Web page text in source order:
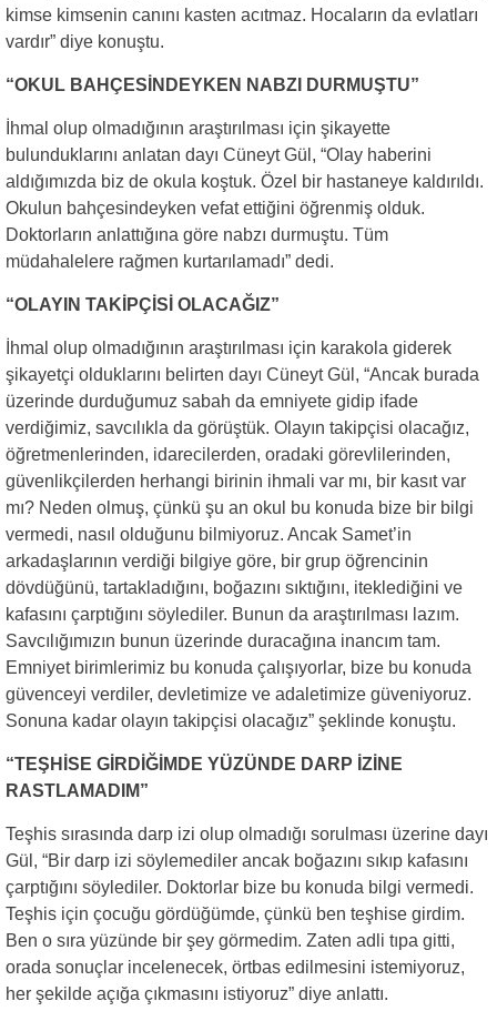
kimse kimsenin canını kasten acıtmaz. Hocaların da evlatları
vardır” diye konuştu.
“OKUL BAHÇESİNDEYKEN NABZI DURMUŞTU”
İhmal olup olmadığının araştırılması için şikayette
bulunduklarını anlatan dayı Cüneyt Gül, “Olay haberini
aldığımızda biz de okula koştuk. Özel bir hastaneye kaldırıldı.
Okulun bahçesindeyken vefat ettiğini öğrenmiş olduk.
Doktorların anlattığına göre nabzı durmuştu. Tüm
müdahalelere rağmen kurtarılamadı” dedi.
“OLAYIN TAKİPÇİSİ OLACAĞIZ”
İhmal olup olmadığının araştırılması için karakola giderek
şikayetçi olduklarını belirten dayı Cüneyt Gül, “Ancak burada
üzerinde durduğumuz sabah da emniyete gidip ifade
verdiğimiz, savcılıkla da görüştük. Olayın takipçisi olacağız,
öğretmenlerinden, idarecilerden, oradaki görevlilerinden,
güvenlikçilerden herhangi birinin ihmali var mı, bir kasıt var
mı? Neden olmuş, çünkü şu an okul bu konuda bize bir bilgi
vermedi, nasıl olduğunu bilmiyoruz. Ancak Samet’in
arkadaşlarının verdiği bilgiye göre, bir grup öğrencinin
dövdüğünü, tartakladığını, boğazını sıktığını, iteklediğini ve
kafasını çarptığını söylediler. Bunun da araştırılması lazım.
Savcılığımızın bunun üzerinde duracağına inancım tam.
Emniyet birimlerimiz bu konuda çalışıyorlar, bize bu konuda
güvenceyi verdiler, devletimize ve adaletimize güveniyoruz.
Sonuna kadar olayın takipçisi olacağız” şeklinde konuştu.
“TEŞHİSE GİRDİĞİMDE YÜZÜNDE DARP İZİNE
RASTLAMADIM”
Teşhis sırasında darp izi olup olmadığı sorulması üzerine dayı
Gül, “Bir darp izi söylemediler ancak boğazını sıkıp kafasını
çarptığını söylediler. Doktorlar bize bu konuda bilgi vermedi.
Teşhis için çocuğu gördüğümde, çünkü ben teşhise girdim.
Ben o sıra yüzünde bir şey görmedim. Zaten adli tıpa gitti,
orada sonuçlar incelenecek, örtbas edilmesini istemiyoruz,
her şekilde açığa çıkmasını istiyoruz” diye anlattı.